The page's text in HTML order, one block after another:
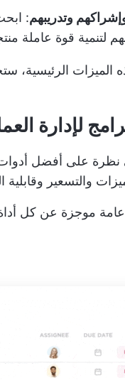
وتدريبهم:
لتنمية قوة عاملة
الرئيسية،
والتسعير وقابلية
موجزة عن كل